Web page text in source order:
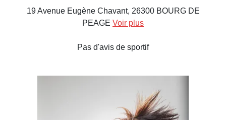
19 Avenue Eugène Chavant, 26300 BOURG DE
PEAGE Voir plus
Pas d'avis de sportif